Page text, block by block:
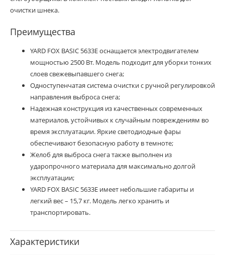
очистки шнека.
Преимущества
YARD FOX BASIC 5633Е оснащается электродвигателем
мощностью 2500 Вт. Модель подходит для уборки тонких
слоев свежевыпавшего снега;
Одноступенчатая система очистки с ручной регулировкой
направления выброса снега;
Надежная конструкция из качественных современных
материалов, устойчивых к случайным повреждениям во
время эксплуатации. Яркие светодиодные фары
обеспечивают безопасную работу в темноте;
Желоб для выброса снега также выполнен из
ударопрочного материала для максимально долгой
эксплуатации;
YARD FOX BASIC 5633Е имеет небольшие габариты и
легкий вес – 15,7 кг. Модель легко хранить и
транспортировать.
Характеристики